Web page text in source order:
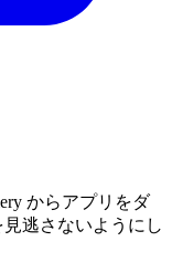
からアプリをダ
逃さないようにし